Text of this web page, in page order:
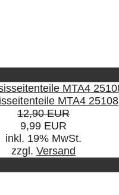
MTA4 25108
12,90 EUR
9,99 EUR
inkl. 19% MwSt.
zzgl. Versand